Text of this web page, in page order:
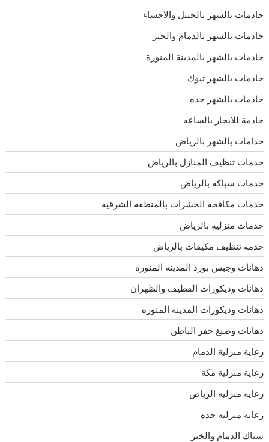
خادمات بالشهر بالجبيل والاحساء
خادمات بالشهر بالدمام والخبر
خادمات بالشهر بالمدينة المنورة
خادمات بالشهر تبوك
خادمات بالشهر جده
خادمة للايجار بالساعه
خدامات بالشهر بالرياض
خدمات تنظيف المنازل بالرياض
خدمات سباكه بالرياض
خدمات مكافحة الحشرات بالمنطقة الشرقية
خدمات منزلية بالرياض
خدمه تنظيف مكيفات بالرياض
دهانات وجبس بورد المدينه المنورة
دهانات وديكورات القطيف والظهران
دهانات وديكورات المدينه المنوره
دهانات وصبغ حفر الباطن
رعاية منزلية الدمام
رعاية منزلية مكة
رعايه منزليه الرياض
رعايه منزليه جده
سباك الدمام والخبر